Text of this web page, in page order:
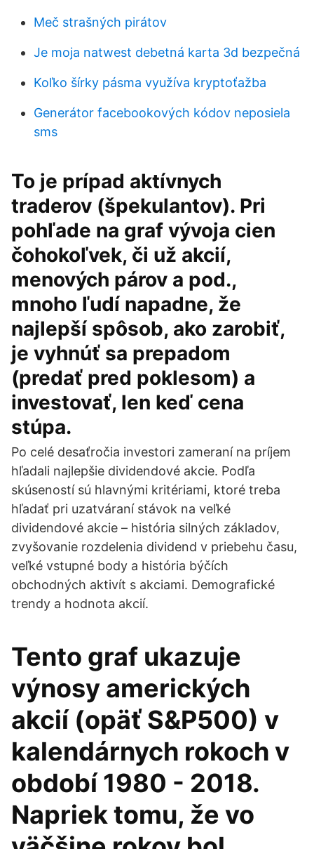
Meč strašných pirátov
Je moja natwest debetná karta 3d bezpečná
Koľko šírky pásma využíva kryptoťažba
Generátor facebookových kódov neposiela
sms
To je prípad aktívnych
traderov (špekulantov). Pri
pohľade na graf vývoja cien
čohokoľvek, či už akcií,
menových párov a pod.,
mnoho ľudí napadne, že
najlepší spôsob, ako zarobiť,
je vyhnúť sa prepadom
(predať pred poklesom) a
investovať, len keď cena
stúpa.
Po celé desaťročia investori zameraní na príjem
hľadali najlepšie dividendové akcie. Podľa
skúseností sú hlavnými kritériami, ktoré treba
hľadať pri uzatváraní stávok na veľké
dividendové akcie – história silných základov,
zvyšovanie rozdelenia dividend v priebehu času,
veľké vstupné body a história býčích
obchodných aktivít s akciami. Demografické
trendy a hodnota akcií.
Tento graf ukazuje
výnosy amerických
akcií (opäť S&P500) v
kalendárnych rokoch v
období 1980 - 2018.
Napriek tomu, že vo